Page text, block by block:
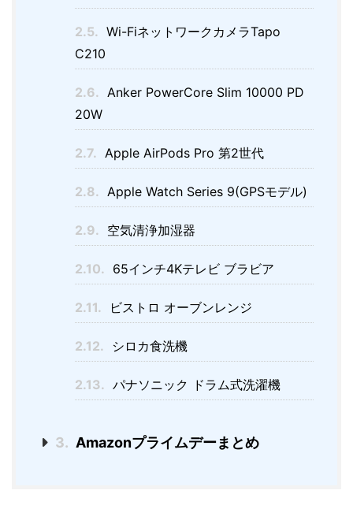
2.5. Wi-FiネットワークカメラTapo
C210
2.6. Anker PowerCore Slim 10000 PD
20W
2.7. Apple AirPods Pro 第2世代
2.8. Apple Watch Series 9(GPSモデル)
2.9. 空気清浄加湿器
2.10. 65インチ4Kテレビ ブラビア
2.11. ビストロ オーブンレンジ
2.12. シロカ食洗機
2.13. パナソニック ドラム式洗濯機
3. Amazonプライムデーまとめ